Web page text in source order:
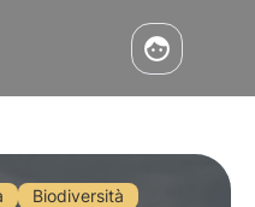
Biodiversità